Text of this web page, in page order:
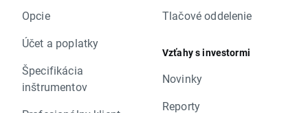
Opcie
Účet a poplatky
Špecifikácia
inštrumentov
Tlačové oddelenie
Vzťahy s investormi
Novinky
Reporty